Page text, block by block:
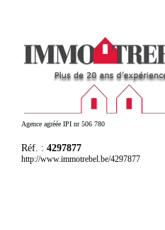
Agence agréée IPI nr 506 780
Réf. : 4297877
http://www.immotrebel.be/4297877